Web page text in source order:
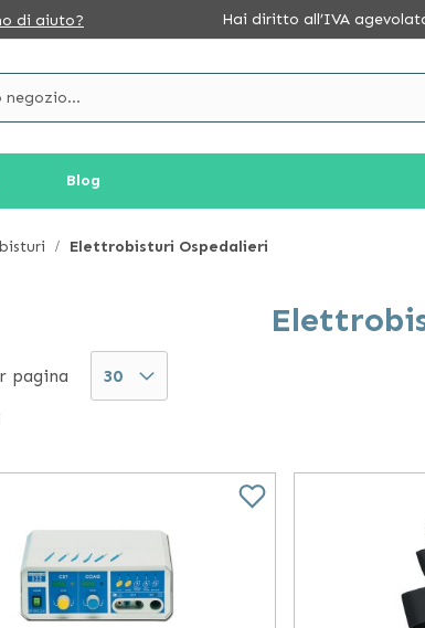
di aiuto? Hai diritto all’IVA
Blog
Elettrobisturi Ospedalieri
pagina